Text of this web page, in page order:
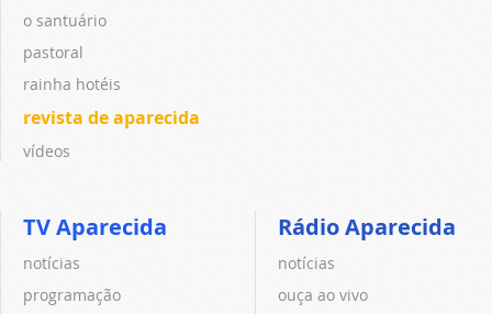
o santuário
pastoral
rainha hotéis
revista de aparecida
vídeos
TV Aparecida
notícias
programação
Rádio Aparecida
notícias
ouça ao vivo